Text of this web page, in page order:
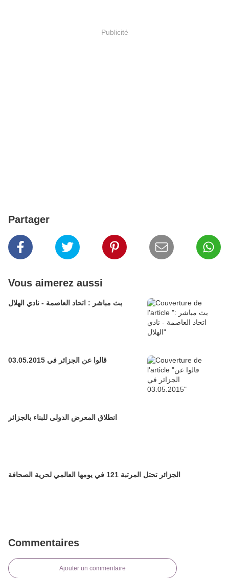
Publicité
Partager
Vous aimerez aussi
بث مباشر : اتحاد العاصمة - نادي الهلال
قالوا عن الجزائر في 03.05.2015
انطلاق المعرض الدولى للبناء بالجزائر
الجزائر تحتل المرتبة 121 في يومها العالمي لحرية الصحافة
Commentaires
Ajouter un commentaire